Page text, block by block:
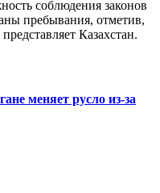
соблюдения законов
пребывания, отметив,
Казахстан.
меняет русло из-за